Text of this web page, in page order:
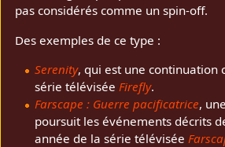
pas considérés comme un spin-off.
Des exemples de ce type :
Serenity, qui est une continuation
série télévisée Firefly.
Farscape : Guerre pacificatrice,
poursuit les événements décrits
année de la série télévisée